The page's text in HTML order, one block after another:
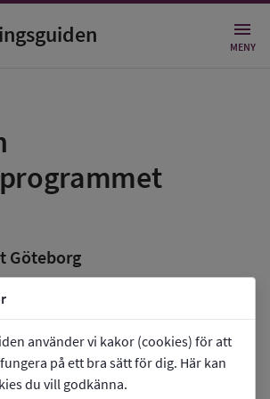
använder vi kakor (cookies) för att
på ett bra sätt för dig. Här kan
du vill godkänna.
MENY
Göteborg
finns tillgänglig
inriktningar.
också som